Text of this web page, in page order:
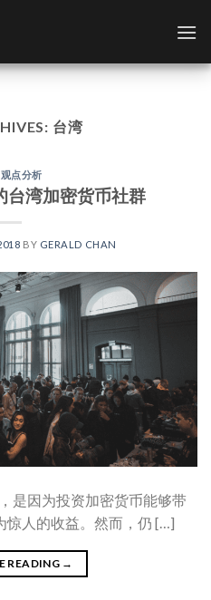
台湾
观点分析
台湾加密货币社群
BY GERALD CHAN
是因为投资加密货币能够带
惊人的收益。然而，仍 […]
READING →